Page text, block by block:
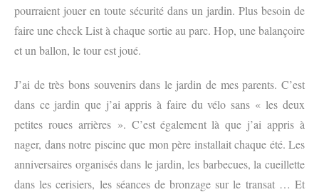
pourraient jouer en toute sécurité dans un jardin. Plus besoin de
faire une check List à chaque sortie au parc. Hop, une balançoire
et un ballon, le tour est joué.
J’ai de très bons souvenirs dans le jardin de mes parents. C’est
dans ce jardin que j’ai appris à faire du vélo sans « les deux
petites roues arrières ». C’est également là que j’ai appris à
nager, dans notre piscine que mon père installait chaque été. Les
anniversaires organisés dans le jardin, les barbecues, la cueillette
dans les cerisiers, les séances de bronzage sur le transat … Et